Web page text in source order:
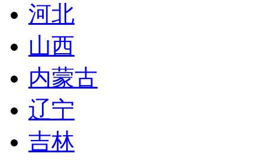
河北
山西
内蒙古
辽宁
吉林